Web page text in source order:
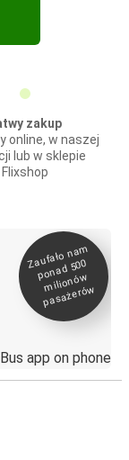
zakup
online, w naszej
lub w sklepie
Flixshop
Zaufało na
m
ponad 500
milionó
w
pasażeró
w